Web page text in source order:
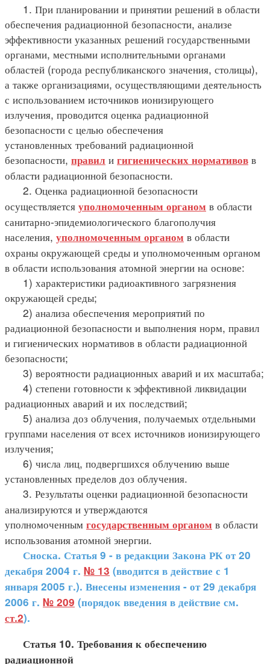
1. При планировании и принятии решений в области
обеспечения радиационной безопасности, анализе
эффективности указанных решений государственными
органами, местными исполнительными органами
областей (города республиканского значения, столицы),
а также организациями, осуществляющими деятельность
с использованием источников ионизирующего
излучения, проводится оценка радиационной
безопасности с целью обеспечения
установленных требований радиационной
безопасности, правил и гигиенических нормативов в
области радиационной безопасности.
2. Оценка радиационной безопасности
осуществляется уполномоченным органом в области
санитарно-эпидемиологического благополучия
населения, уполномоченным органом в области
охраны окружающей среды и уполномоченным органом
в области использования атомной энергии на основе:
1) характеристики радиоактивного загрязнения
окружающей среды;
2) анализа обеспечения мероприятий по
радиационной безопасности и выполнения норм, правил
и гигиенических нормативов в области радиационной
безопасности;
3) вероятности радиационных аварий и их масштаба;
4) степени готовности к эффективной ликвидации
радиационных аварий и их последствий;
5) анализа доз облучения, получаемых отдельными
группами населения от всех источников ионизирующего
излучения;
6) числа лиц, подвергшихся облучению выше
установленных пределов доз облучения.
3. Результаты оценки радиационной безопасности
анализируются и утверждаются
уполномоченным государственным органом в области
использования атомной энергии.
Сноска. Статья 9 - в редакции Закона РК от 20
декабря 2004 г. № 13 (вводится в действие с 1
января 2005 г.). Внесены изменения - от 29 декабря
2006 г. № 209 (порядок введения в действие см.
ст.2).
Статья 10. Требования к обеспечению
радиационной